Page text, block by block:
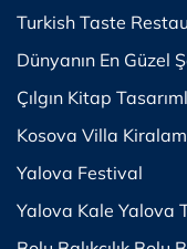
Turkish Taste
Dünyanın En Güzel
Çılgın Kitap
Kosova Villa
Yalova Festival
Yalova Kale Yalova